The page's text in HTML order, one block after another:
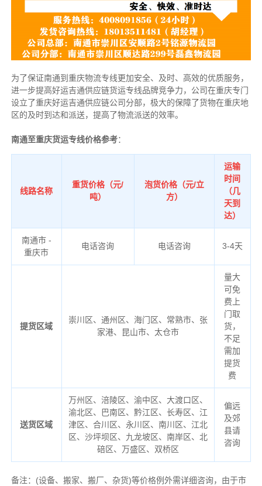
为了保证南通到重庆物流专线更加安全、及时、高效的优质服务，
进一步提高好运吉通供应链货运专线品牌竞争力，公司在重庆专门
设立了重庆好运吉通供应链公司分部，极大的保障了货物在重庆地
区的及时到达和派送，提高了物流派送的效率。
南通至重庆货运专线价格参考：
线路名称
重货价格（元/
吨）
泡货价格（元/立
方）
运输
时间
（几
天到
达）
南通市 -
重庆市
电话咨询 电话咨询 3-4天
提货区域
崇川区、通州区、海门区、常熟市、张
家港、昆山市、太仓市
量大
可免
费上
门取
货，
不足
需加
提货
费
送货区域
万州区、涪陵区、渝中区、大渡口区、
渝北区、巴南区、黔江区、长寿区、江
津区、合川区、永川区、南川区、 江北
区、沙坪坝区、九龙坡区、南岸区、北
碚区、万盛区、双桥区
偏远
及郊
县请
咨询
备注： (设备、搬家、搬厂、杂货)等价格例外需详细咨询，由于市